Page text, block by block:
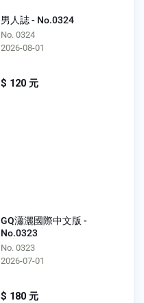
男人誌 - No.0324
No. 0324
2026-08-01
$ 120 元
GQ瀟灑國際中文版 -
No.0323
No. 0323
2026-07-01
$ 180 元